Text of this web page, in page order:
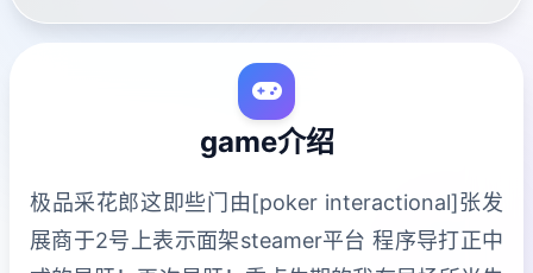
game介绍
极品采花郎这即些门由[poker interactional]张发
展商于2号上表示面架steamer平台 程序导打正中